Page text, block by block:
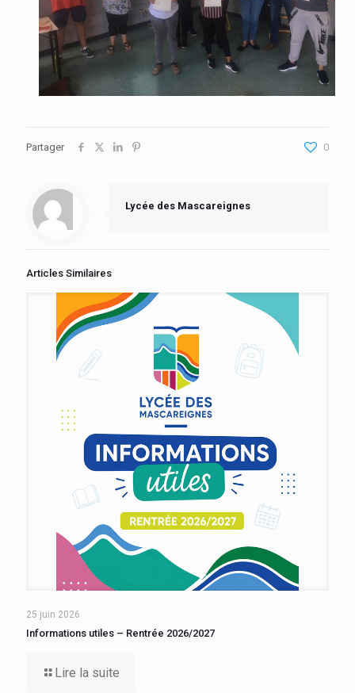
Partager 0
Lycée des Mascareignes
Articles Similaires
25 juin 2026
Informations utiles – Rentrée 2026/2027
Lire la suite